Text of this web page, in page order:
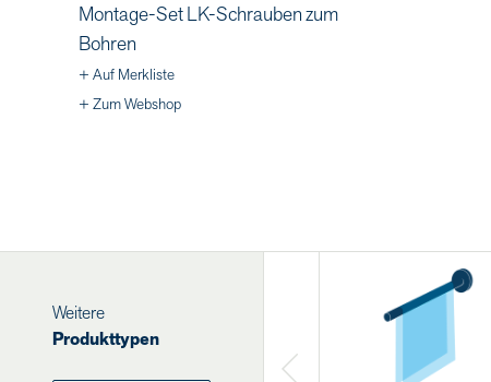
Montage-Set LK-Schrauben zum
Bohren
+ Auf Merkliste
+ Zum Webshop
Weitere
Produkttypen